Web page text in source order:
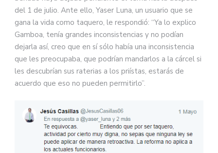
del 1 de julio. Ante ello, Yaser Luna, un usuario que se
gana la vida como taquero, le respondió: “Ya lo explico
Gamboa, tenía grandes inconsistencias y no podían
dejarla así, creo que en sí sólo había una inconsistencia
que les preocupaba, que podrían mandarlos a la cárcel si
les descubrían sus raterias a los priístas, estarás de
acuerdo que eso no pueden permitirlo”.